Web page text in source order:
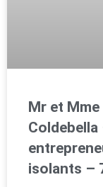
Mr et
isolants –